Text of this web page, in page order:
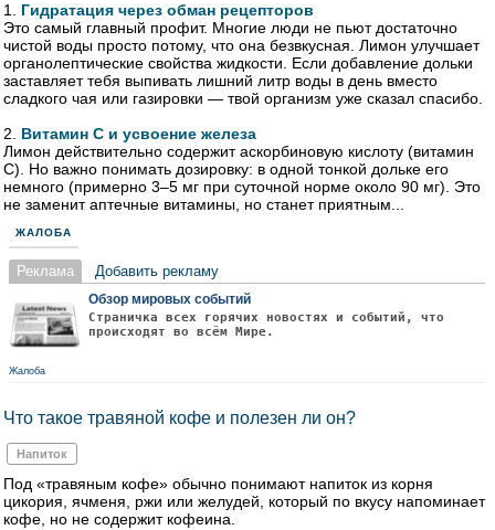
1. Гидратация через обман рецепторов
Это самый главный профит. Многие люди не пьют достаточно
чистой воды просто потому, что она безвкусная. Лимон улучшает
органолептические свойства жидкости. Если добавление дольки
заставляет тебя выпивать лишний литр воды в день вместо
сладкого чая или газировки — твой организм уже сказал спасибо.
2. Витамин С и усвоение железа
Лимон действительно содержит аскорбиновую кислоту (витамин
С). Но важно понимать дозировку: в одной тонкой дольке его
немного (примерно 3–5 мг при суточной норме около 90 мг). Это
не заменит аптечные витамины, но станет приятным...
ЖАЛОБА
Реклама Добавить рекламу
Обзор мировых событий
Страничка всех горячих новостях и событий, что
происходят во всём Мире.
Жалоба
Что такое травяной кофе и полезен ли он?
Напиток
Под «травяным кофе» обычно понимают напиток из корня
цикория, ячменя, ржи или желудей, который по вкусу напоминает
кофе, но не содержит кофеина.